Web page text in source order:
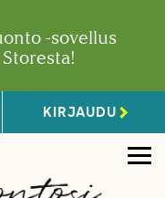
-sovellus
KIRJAUDU